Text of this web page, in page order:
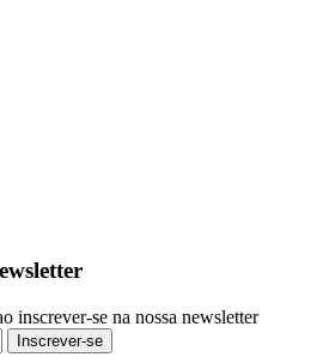
inscrever-se na nossa newsletter
Inscrever-se